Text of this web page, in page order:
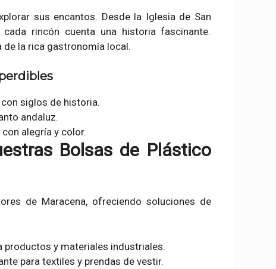
sus encantos. Desde la Iglesia de San
rincón cuenta una historia fascinante.
la rica gastronomía local.
siglos de historia.
andaluz.
alegría y color.
Bolsas de Plástico
de Maracena, ofreciendo soluciones de
productos y materiales industriales.
para textiles y prendas de vestir.